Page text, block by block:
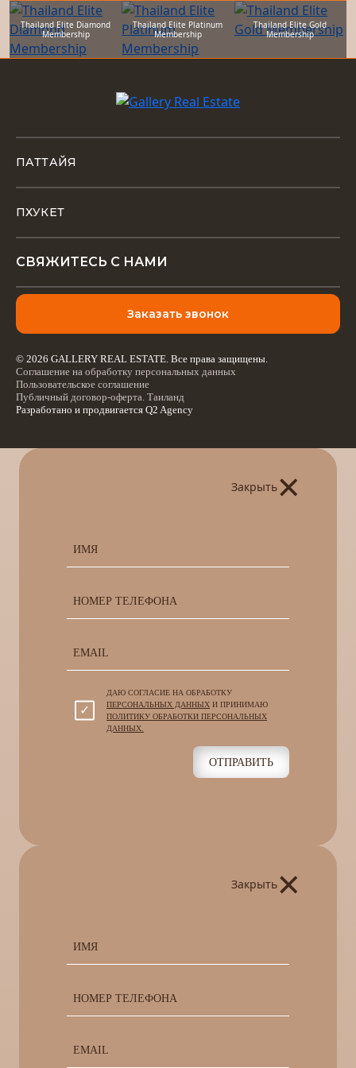
Thailand Elite Diamond
Membership
Thailand Elite Platinum
Membership
Thailand Elite Gold
Membership
ПАТТАЙЯ
ПХУКЕТ
СВЯЖИТЕСЬ С НАМИ
Заказать звонок
© 2026 GALLERY REAL ESTATE. Все права защищены.
Соглашение на обработку персональных данных
Пользовательское соглашение
Публичный договор-оферта. Таиланд
Разработано и продвигается Q2 Agency
Закрыть×
ДАЮ СОГЛАСИЕ НА ОБРАБОТКУ
ПЕРСОНАЛЬНЫХ ДАННЫХ И ПРИНИМАЮ
ПОЛИТИКУ ОБРАБОТКИ ПЕРСОНАЛЬНЫХ
ДАННЫХ.
ОТПРАВИТЬ
Закрыть×